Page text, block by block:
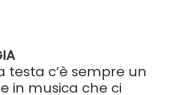
testa c’è sempre un
in musica che ci